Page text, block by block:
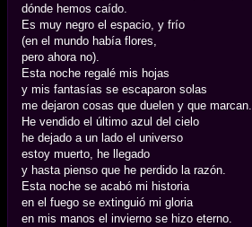
dónde hemos caído.
Es muy negro el espacio, y frío
(en el mundo había flores,
pero ahora no).
Esta noche regalé mis hojas
y mis fantasías se escaparon solas
me dejaron cosas que duelen y que marcan.
He vendido el último azul del cielo
he dejado a un lado el universo
estoy muerto, he llegado
y hasta pienso que he perdido la razón.
Esta noche se acabó mi historia
en el fuego se extinguió mi gloria
en mis manos el invierno se hizo eterno.